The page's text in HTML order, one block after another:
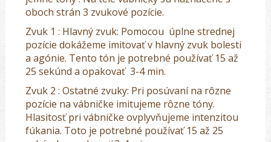
oboch strán 3 zvukové pozície.
Zvuk 1 : Hlavný zvuk: Pomocou úplne strednej
pozície dokážeme imitovať v hlavný zvuk bolesti
a agónie. Tento tón je potrebné používať 15 až
25 sekúnd a opakovať 3-4 min.
Zvuk 2 : Ostatné zvuky: Pri posúvaní na rôzne
pozície na vábničke imitujeme rôzne tóny.
Hlasitosť pri vábničke ovplyvňujeme intenzitou
fúkania. Toto je potrebné používať 15 až 25